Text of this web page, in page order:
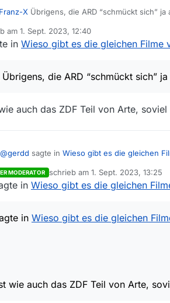
Franz-X Übrigens, die ARD “schmückt sich”
am 1. Sept. 2023, 12:40
editiert von
in Wieso gibt es die gleichen Filme
Übrigens, die ARD “schmückt sich”
auch das ZDF Teil von Arte,
@gerdd sagte in Wieso gibt es die gleichen
@ Franz-XÜbrigens, die ARD “schmückt
Die ARD ist wie auch das ZDF Teil von Arte,
MODERATOR schrieb am 1. Sept. 2023, 13:25
zuletzt editiert von
in Wieso gibt es die gleichen
in Wieso gibt es die gleichen
wie auch das ZDF Teil von Arte,